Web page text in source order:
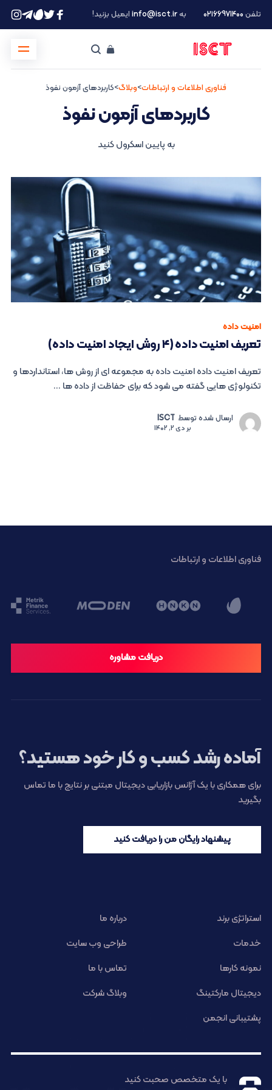
تلفن ۰۲۱66971400 بهinfo@isct.irایمیل بزنید!
فناوری اطلاعات و ارتباطات>وبلاگ>کاربردهای آزمون نفوذ
کاربردهای آزمون نفوذ
به پایین اسکرول کنید
امنیت داده
تعریف امنیت داده (۴ روش ایجاد امنیت داده)
تعریف امنیت داده امنیت داده به مجموعه ای از روش ها، استانداردها و
تکنولوژی هایی گفته می شود که برای حفاظت از داده ها ...
ارسال شده توسط ISCT
بردی 2, 1402
فناوری اطلاعات و ارتباطات
دریافت مشاوره
آماده رشد کسب و کار خود هستید؟
برای همکاری با یک آژانس بازاریابی دیجیتال مبتنی بر نتایج با ما تماس
بگیرید
پیشنهاد رایگان من را دریافت کنید
استراتژی برند
درباره ما
خدمات
طراحی وب سایت
نمونه کارها
تماس با ما
دیجیتال مارکتینگ
وبلاگ شرکت
پشتیبانی انجمن
با یک متخصص صحبت کنید